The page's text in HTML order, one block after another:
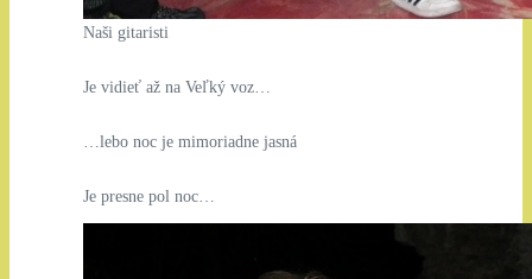
Naši gitaristi
Je vidieť až na Veľký voz…
…lebo noc je mimoriadne jasná
Je presne pol noc…